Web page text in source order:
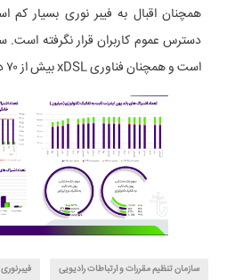
همچنان اقبال به فیبر نوری بسیار
است و همچنان فناوری xDSL بیش از ۷۰ درصد سهم بازار دارد.
سازمان تنظیم مقررات و ارتباطات رادیویی فیبرنوری